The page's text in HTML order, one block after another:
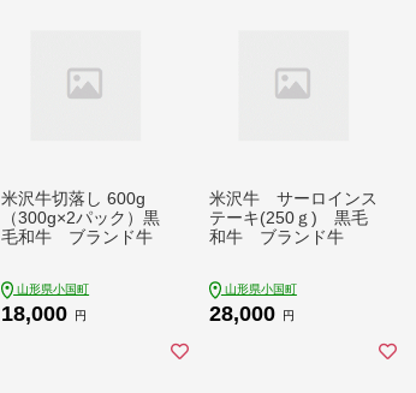
米沢牛切落し 600g
（300g×2パック）黒
毛和牛 ブランド牛
山形県小国町
18,000 円
米沢牛 サーロインス
テーキ(250ｇ) 黒毛
和牛 ブランド牛
山形県小国町
28,000 円